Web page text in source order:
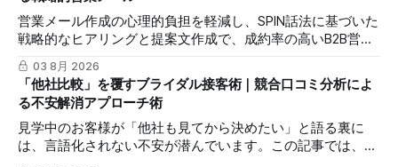
プを解説します。
営業メール作成の心理的負担を軽減し、SPIN話法に基づいた
戦略的なヒアリングと提案文作成で、成約率の高いB2B営業
を実現するmitsumonoAIの活用法を解説します。
03 8月 2026
「他社比較」を覆すブライダル接客術｜競合口コミ分析によ
る不安解消アプローチ術
見学中のお客様が「他社も見てから決めたい」と語る裏に
は、言語化されない不安が潜んでいます。この記事では、
mitsumonoAIの「口コミ分析アシスタント」を活用し、競合